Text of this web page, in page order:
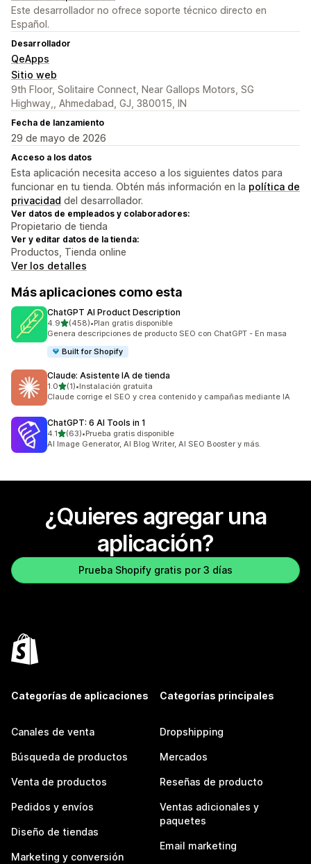
Este desarrollador no ofrece soporte técnico directo en
Español.
Desarrollador
QeApps
Sitio web
9th Floor, Solitaire Connect, Near Gallops Motors, SG
Highway,, Ahmedabad, GJ, 380015, IN
Fecha de lanzamiento
29 de mayo de 2026
Acceso a los datos
Esta aplicación necesita acceso a los siguientes datos para
funcionar en tu tienda. Obtén más información en la política de
privacidad del desarrollador.
Ver datos de empleados y colaboradores:
Propietario de tienda
Ver y editar datos de la tienda:
Productos, Tienda online
Ver los detalles
Más aplicaciones como esta
ChatGPT AI Product Description
4.9de 5 estrellas
(458)
458 reseñas en total
•Plan gratis disponible
Genera descripciones de producto SEO con ChatGPT - En masa
Built for Shopify
Claude: Asistente IA de tienda
1.0de 5 estrellas
(1)
1 reseñas en total
•Instalación gratuita
Claude corrige el SEO y crea contenido y campañas mediante IA
ChatGPT: 6 AI Tools in 1
4.1de 5 estrellas
(63)
63 reseñas en total
•Prueba gratis disponible
AI Image Generator, AI Blog Writer, AI SEO Booster y más.
¿Quieres agregar una
aplicación?
Prueba Shopify gratis por 3 días
Categorías de aplicaciones
Canales de venta
Búsqueda de productos
Venta de productos
Pedidos y envíos
Diseño de tiendas
Marketing y conversión
Categorías principales
Dropshipping
Mercados
Reseñas de producto
Ventas adicionales y
paquetes
Email marketing